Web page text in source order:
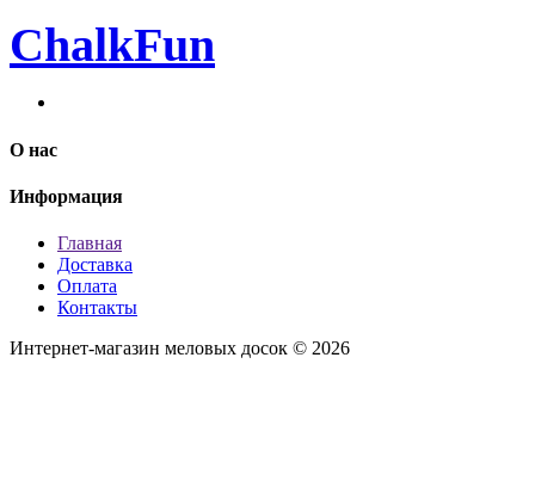
ChalkFun
О нас
Информация
Главная
Доставка
Оплата
Контакты
Интернет-магазин меловых досок © 2026